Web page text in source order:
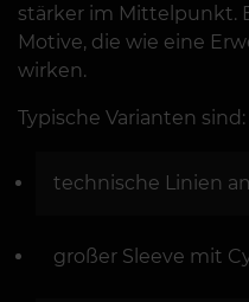
stärker im Mittelpunkt.
Motive, die wie eine
wirken.
Typische Varianten sind:
technische Linien
großer Sleeve mit